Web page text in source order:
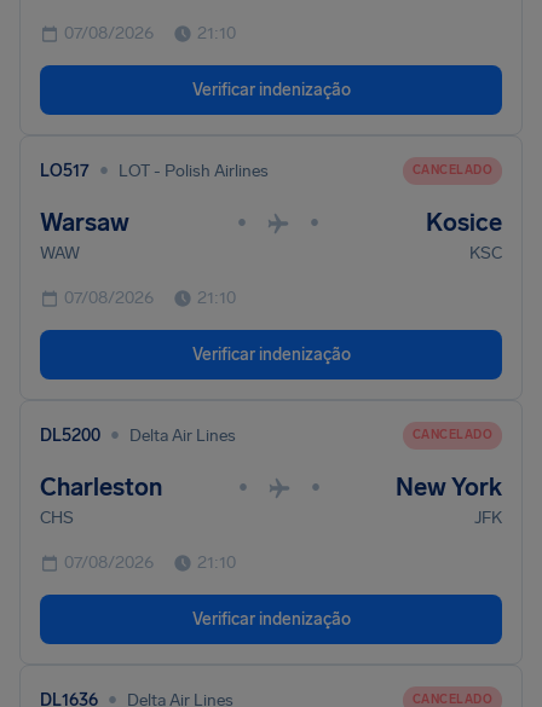
07/08/2026 21:10
Verificar indenização
LO517 • LOT - Polish Airlines CANCELADO
Warsaw • • Kosice
WAW KSC
07/08/2026 21:10
Verificar indenização
DL5200 • Delta Air Lines CANCELADO
Charleston • • New York
CHS JFK
07/08/2026 21:10
Verificar indenização
DL1636 • Delta Air Lines CANCELADO